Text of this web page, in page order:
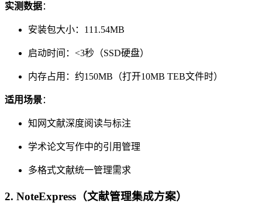
实测数据：
安装包大小：111.54MB
启动时间：<3秒（SSD硬盘）
内存占用：约150MB（打开10MB TEB文件时）
适用场景：
知网文献深度阅读与标注
学术论文写作中的引用管理
多格式文献统一管理需求
2. NoteExpress（文献管理集成方案）